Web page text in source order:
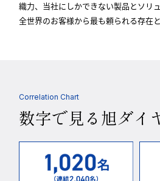
織力、当社にしかできない製品とソリュ
全世界のお客様から最も頼られる存在
Correlation Chart
数字で見る旭ダイ